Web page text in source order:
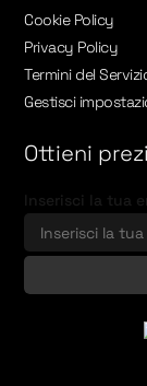
Cookie Policy
Privacy Policy
Termini del
Gestisci
Ottieni
Inserisci la tua